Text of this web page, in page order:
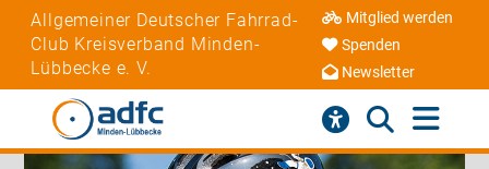
Allgemeiner Deutscher Fahrrad-
Club Kreisverband Minden-
Lübbecke e. V.
Mitglied werden
Spenden
Newsletter